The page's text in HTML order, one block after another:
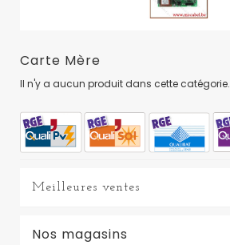
Carte Mère
Il n'y a aucun produit dans cette catégorie.
Meilleures ventes
Nos magasins